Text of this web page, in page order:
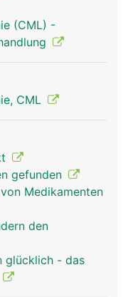
(CML) -
CML
gefunden
Medikamenten
den
glücklich - das